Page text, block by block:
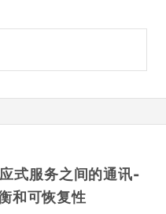
式服务之间的通讯-
和可恢复性